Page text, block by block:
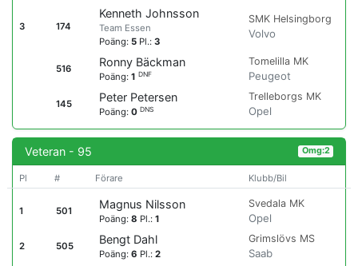
3 174
Kenneth Johnsson
Team Essen
Poäng: 5 Pl.:3
SMK Helsingborg
Volvo
516 Ronny Bäckman
Poäng:1DNF
Tomelilla MK
Peugeot
145 Peter Petersen
Poäng:0DNS
Trelleborgs MK
Opel
Veteran - 95 Omg:2
Pl # Förare Klubb/Bil
1 501 Magnus Nilsson
Poäng:8 Pl.:1
Svedala MK
Opel
2 505 Bengt Dahl
Poäng:6 Pl.:2
Grimslövs MS
Saab